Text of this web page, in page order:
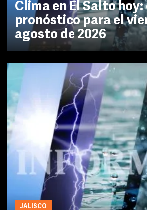
Clima en El Salto hoy:
pronóstico para el
agosto de 2026
JALISCO